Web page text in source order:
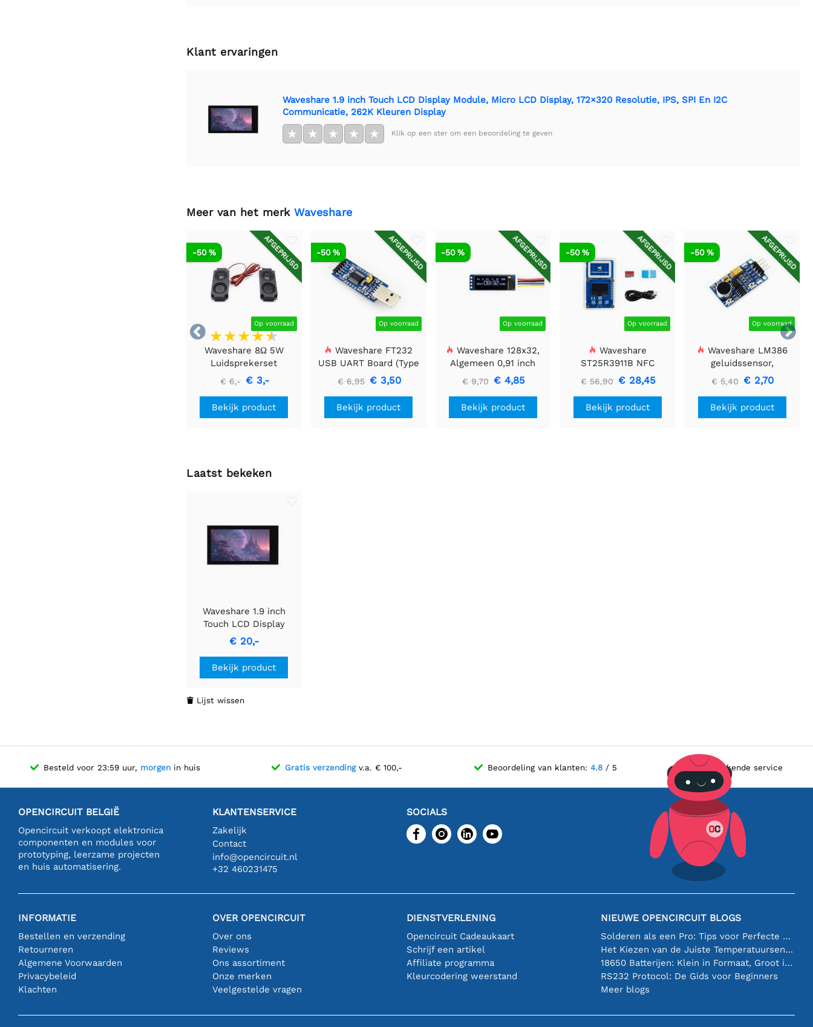
Klant ervaringen
Waveshare 1.9 inch Touch LCD Display Module, Micro LCD Display, 172×320 Resolutie, IPS, SPI En I2C
Communicatie, 262K Kleuren Display
★ ★ ★ ★ ★ Klik op een ster om een beoordeling te geven
Meer van het merk Waveshare


AFGEPRIJSD
Op voorraad
-50 %
Waveshare 8Ω 5W
Luidsprekerset
€ 6,- € 3,-
Bekijk product
AFGEPRIJSD
Op voorraad
-50 %
Waveshare FT232
USB UART Board (Type
A), USB naar TTL (UART)
Communicatiemodule
€ 6,95 € 3,50
Bekijk product
AFGEPRIJSD
Op voorraad
-50 %
Waveshare 128x32,
Algemeen 0,91 inch
OLED-displaymodule
€ 9,70 € 4,85
Bekijk product
AFGEPRIJSD
Op voorraad
-50 %
Waveshare
ST25R3911B NFC
Evaluatiekit, NFC-lezer
+ TF-kaart + USB-kabel
€ 56,90 € 28,45
Bekijk product
AFGEPRIJSD
Op voorraad
-50 %
Waveshare LM386
geluidssensor,
geluidsdetector,
compatibel met Arduino
€ 5,40 € 2,70
Bekijk product
Laatst bekeken
Waveshare 1.9 inch
Touch LCD Display
Module, Micro LCD
Display, 172×320
Resolutie, IPS, SPI En
I2C Communicatie, 262K
€ 20,-
Bekijk product
 Lijst wissen
Besteld voor 23:59 uur, morgen in huis Gratis verzendingv.a. € 100,- Beoordeling van klanten: 4.8/ 5 Uitstekende service
OPENCIRCUIT BELGIË
Opencircuit verkoopt elektronica
componenten en modules voor
prototyping, leerzame projecten
en huis automatisering.
KLANTENSERVICE
Zakelijk
Contact
info@opencircuit.nl
+32 460231475
SOCIALS
INFORMATIE
Bestellen en verzending
Retourneren
Algemene Voorwaarden
Privacybeleid
Klachten
OVER OPENCIRCUIT
Over ons
Reviews
Ons assortiment
Onze merken
Veelgestelde vragen
DIENSTVERLENING
Opencircuit Cadeaukaart
Schrijf een artikel
Affiliate programma
Kleurcodering weerstand
NIEUWE OPENCIRCUIT BLOGS
Solderen als een Pro: Tips voor Perfecte Elektronische Verbindingen
Het Kiezen van de Juiste Temperatuursensor [youtube]
18650 Batterijen: Klein in Formaat, Groot in Prestatie
RS232 Protocol: De Gids voor Beginners
Meer blogs